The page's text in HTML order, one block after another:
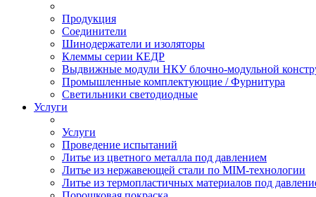
Продукция
Соединители
Шинодержатели и изоляторы
Клеммы серии КЕДР
Выдвижные модули НКУ блочно-модульной
Промышленные комплектующие / Фурнитура
Светильники светодиодные
Услуги
Услуги
Проведение испытаний
Литье из цветного металла под давлением
Литье из нержавеющей стали по MIM-технологии
Литье из термопластичных материалов под